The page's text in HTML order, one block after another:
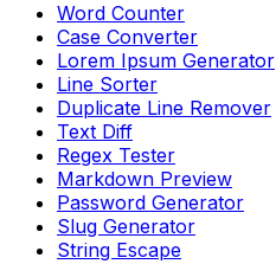
Word Counter
Case Converter
Lorem Ipsum Generator
Line Sorter
Duplicate Line Remover
Text Diff
Regex Tester
Markdown Preview
Password Generator
Slug Generator
String Escape